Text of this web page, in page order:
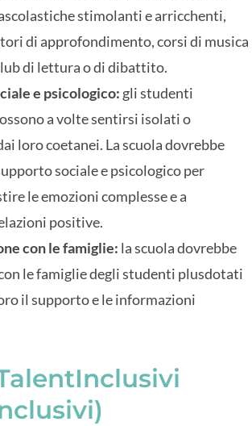
stimolanti e arricchenti,
di approfondimento, corsi di musica
di lettura o di dibattito.
e psicologico: gli studenti
a volte sentirsi isolati o
loro coetanei. La scuola dovrebbe
sociale e psicologico per
le emozioni complesse e a
positive.
con le famiglie: la scuola dovrebbe
le famiglie degli studenti plusdotati
il supporto e le informazioni